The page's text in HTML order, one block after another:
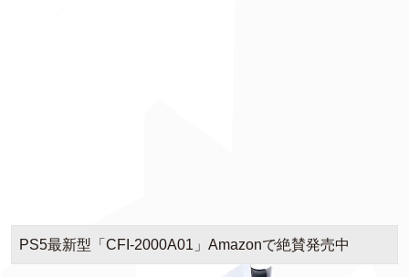
PS5最新型「CFI-2000A01」Amazonで絶賛発売中